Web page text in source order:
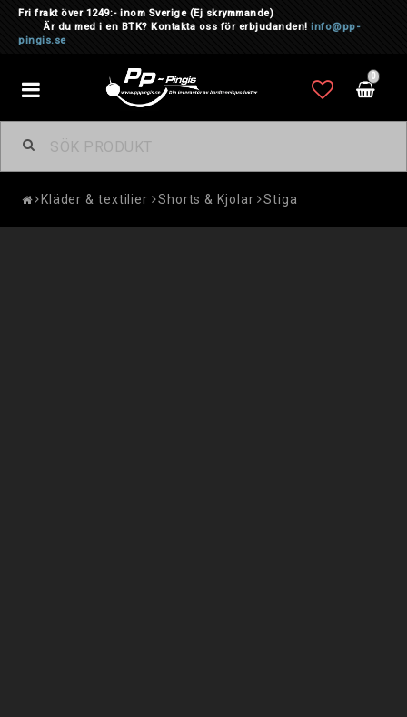
Fri frakt över 1249:- inom Sverige (Ej skrymmande)
Är du med i en BTK? Kontakta oss för erbjudanden! info@pp-
pingis.se
0
Toggle
navigation
Kläder & textilier Shorts & Kjolar Stiga